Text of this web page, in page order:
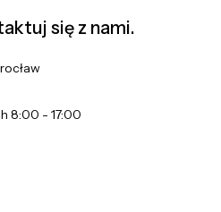
się z nami.
8:00 - 17:00